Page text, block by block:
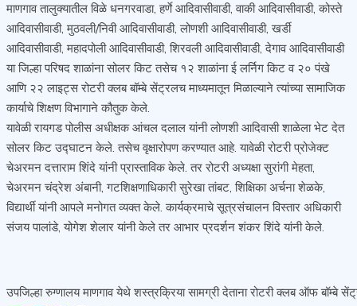
माणगाव तालुक्यातील विळे धनगरवाडा, हर्णे आदिवासीवाडी, वाकी आदिवासीवाडी, कोस्ते
आदिवासीवाडी, मुठवली/निवी आदिवासीवाडी, लोणशी आदिवासीवाडी, खर्डी
आदिवासीवाडी, महादपोली आदिवासीवाडी, शिरवली आदिवासीवाडी, देगाव आदिवासीवाडी
या जिल्हा परिषद शाळांना सोलर किट तसेच १२ शाळांना ई लर्निग किट व २० पंखे
आणि २२ लाइट्स रोटरी क्लब बॉम्बे सेंट्रलच माध्यमातून मिळाल्याने त्यांच्या सामाजिक
कार्याचे शिक्षण विभागाने कौतुक केले.
यावेळी रायगड पोलीस अधीक्षक आंचल दलाल यांनी लोणशी आदिवासी शाळेला भेट देत
सोलर किट उद्घाटन केले. तसेच वृक्षारोपण करण्यात आहे. यावेळी रोटरी प्रोजेक्ट
चेअरमन दत्ताराम शिंदे यांनी प्रास्ताविक केले. तर रोटरी अध्यक्षा सुरांगी मेहता,
चेअरमन चंद्रेश अंबानी, गटशिक्षणाधिकारी सुरेखा तांबट, शिक्षिका अर्चना शेळके,
विद्यार्थी यांनी आपले मनोगत व्यक्त केले. कार्यक्रमाचे सूत्रसंचालन विस्तार अधिकारी
संजय पालांडे, योगेश शेलार यांनी केले तर आभार प्रदर्शन शंकर शिंदे यांनी केले.
उपजिल्हा रुग्णालय माणगाव येथे शस्त्रक्रिया सामग्री देताना रोटरी क्लब ऑफ बॉम्बे